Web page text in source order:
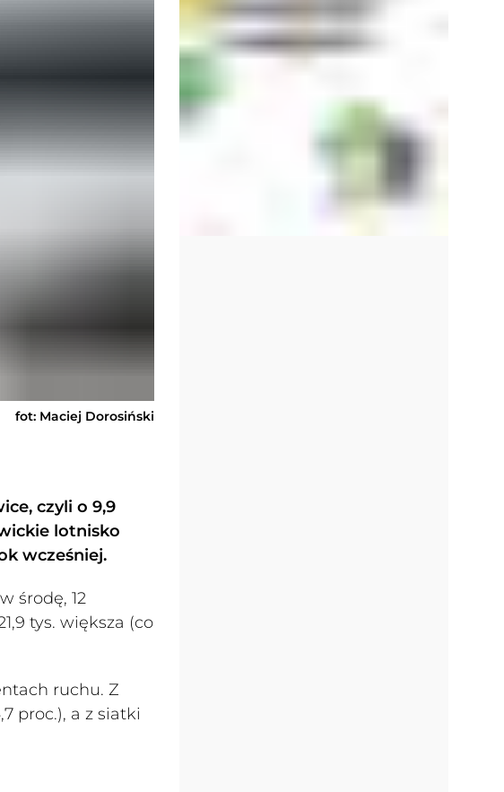
fot: Maciej Dorosiński
czyli o 9,9
lotnisko
wcześniej.
środę, 12
tys. większa (co
ruchu. Z
proc.), a z siatki